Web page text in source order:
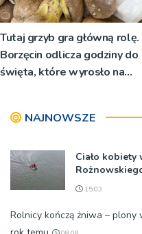
Tutaj grzyb gra główną rolę.
Borzęcin odlicza godziny do
święta, które wyrosło na
NAJNOWSZE
Ciało kobiety
15:03
Rolnicy kończą żniwa –